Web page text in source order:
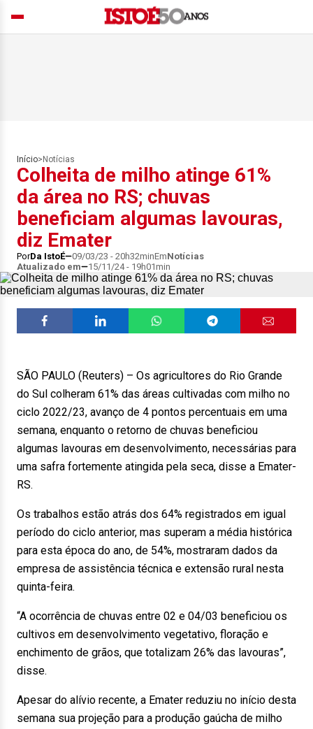
Início> Notícias
Colheita de milho atinge 61%
da área no RS; chuvas
beneficiam algumas lavouras,
diz Emater
PorDa IstoÉ 09/03/23 - 20h32minEmNotícias
Atualizado em
15/11/24 - 19h01min
SÃO PAULO (Reuters) – Os agricultores do Rio Grande
do Sul colheram 61% das áreas cultivadas com milho no
ciclo 2022/23, avanço de 4 pontos percentuais em uma
semana, enquanto o retorno de chuvas beneficiou
algumas lavouras em desenvolvimento, necessárias para
uma safra fortemente atingida pela seca, disse a Emater-
RS.
Os trabalhos estão atrás dos 64% registrados em igual
período do ciclo anterior, mas superam a média histórica
para esta época do ano, de 54%, mostraram dados da
empresa de assistência técnica e extensão rural nesta
quinta-feira.
“A ocorrência de chuvas entre 02 e 04/03 beneficiou os
cultivos em desenvolvimento vegetativo, floração e
enchimento de grãos, que totalizam 26% das lavouras”,
disse.
Apesar do alívio recente, a Emater reduziu no início desta
semana sua projeção para a produção gaúcha de milho